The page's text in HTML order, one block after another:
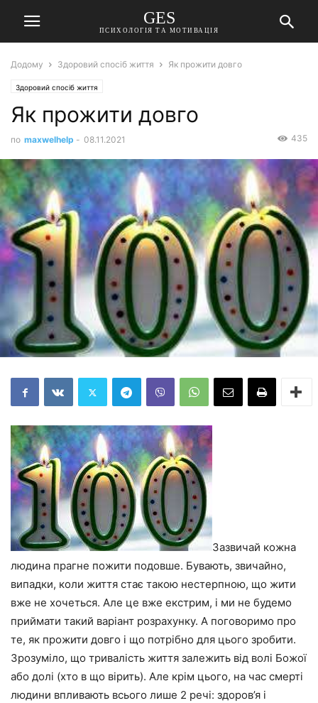
GES
ПСИХОЛОГІЯ ТА МОТИВАЦІЯ
Додому Здоровий спосіб життя Як прожити довго
Здоровий спосіб життя
Як прожити довго
по maxwelhelp - 08.11.2021 435
Зазвичай кожна
людина прагне пожити подовше. Бувають, звичайно,
випадки, коли життя стає такою нестерпною, що жити
вже не хочеться. Але це вже екстрим, і ми не будемо
приймати такий варіант розрахунку. А поговоримо про
те, як прожити довго і що потрібно для цього зробити.
Зрозуміло, що тривалість життя залежить від волі Божої
або долі (хто в що вірить). Але крім цього, на час смерті
людини впливають всього лише 2 речі: здоров’я і